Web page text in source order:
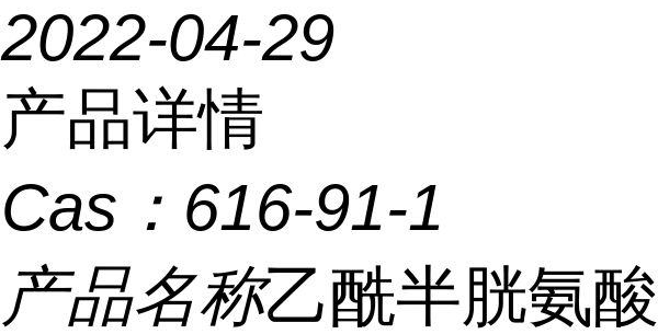
2022-04-29
产品详情
Cas： 616-91-1
产品名称乙酰半胱氨